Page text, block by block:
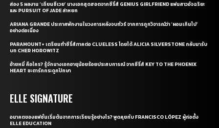
ส่อง 5 ผลงาน ‘เถียนซีเวย’ นางเอกสุดฮอตจากซีรี่ส์ GENIUS GIRLFRIEND แฟนสาวอัจฉริยะ
และ PURSUIT OF JADE ล่าหยก
ARIANA GRANDE ประกาศพักงานในวงการหลังจบทัวร์ จากการถูกวิจารณ์ว่า ‘ผอมเกินไป’
อย่างต่อเนื่อง
PARAMOUNT+ เตรียมทำซีรี่ส์ภาคต่อ CLUELESS โดยได้ ALICIA SILVERSTONE กลับมารับ
บท CHER HOROWITZ
อ้ายหมี่ คือใคร? รู้จักนางเอกอายุน้อยร้อยประสบการณ์ จากซีรี่ส์ KEY TO THE PHOENIX
HEART ชะตารักกระดูกปักษา
ELLE SIGNATURE
อนาคตของแฟชั่นเริ่มต้นจากการเรียนรู้อย่างไร? พูดคุยกับ FRANCISCO LÓPEZ ผู้ก่อตั้ง
ELLE EDUCATION